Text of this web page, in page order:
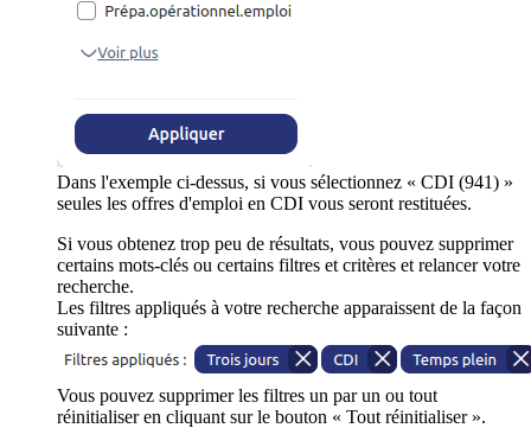
Dans l'exemple ci-dessus, si vous sélectionnez « CDI (941) »
seules les offres d'emploi en CDI vous seront restituées.
Si vous obtenez trop peu de résultats, vous pouvez supprimer
certains mots-clés ou certains filtres et critères et relancer votre
recherche.
Les filtres appliqués à votre recherche apparaissent de la façon
suivante :
Vous pouvez supprimer les filtres un par un ou tout
réinitialiser en cliquant sur le bouton « Tout réinitialiser ».